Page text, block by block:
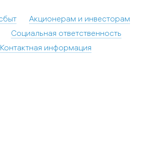
Акционерам и инвесторам
Социальная ответственность
Контактная информация